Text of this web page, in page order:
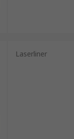
Laserliner